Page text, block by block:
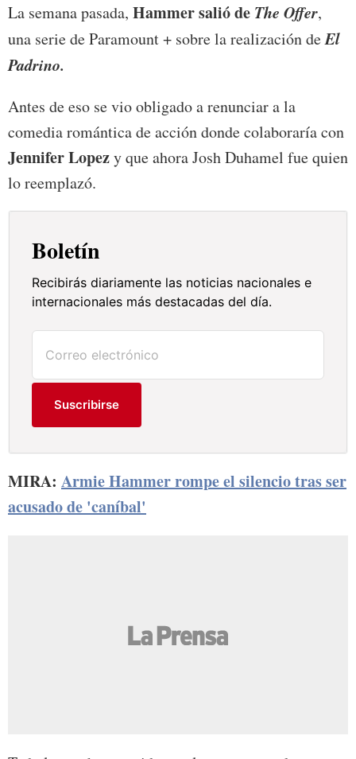
La semana pasada, Hammer salió de The Offer,
una serie de Paramount + sobre la realización deEl
Padrino.
Antes de eso se vio obligado a renunciar a la
comedia romántica de acción donde colaboraría con
Jennifer Lopezy que ahora Josh Duhamel fue quien
lo reemplazó.
Boletín
Recibirás diariamente las noticias nacionales e
internacionales más destacadas del día.
Suscribirse
MIRA: Armie Hammer rompe el silencio tras ser
acusado de 'caníbal'